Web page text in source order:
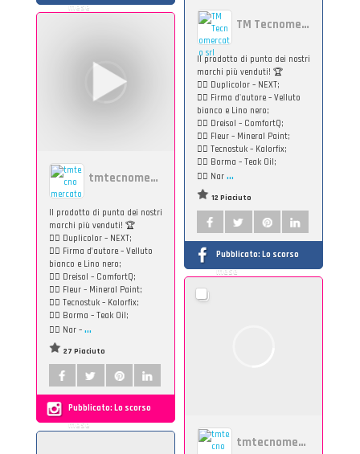
mese
TM Tecnomercato srl
Il prodotto di punta dei nostri
marchi più venduti! 🏆
👉🏻 Duplicolor – NEXT;
👉🏻 Firma d'autore – Velluto
bianco e Lino nero;
👉🏻 Dreisol – ComfortQ;
👉🏻 Fleur – Mineral Paint;
👉🏻 Tecnostuk – Kalorfix;
👉🏻 Borma – Teak Oil;
👉🏻 Nar ...
12 Piaciuto
Pubblicato: Lo scorso
mese
tmtecnomercato
Il prodotto di punta dei nostri
marchi più venduti! 🏆
👉🏻 Duplicolor – NEXT;
👉🏻 Firma d’autore – Velluto
bianco e Lino nero;
👉🏻 Dreisol – ComfortQ;
👉🏻 Fleur – Mineral Paint;
👉🏻 Tecnostuk – Kalorfix;
👉🏻 Borma – Teak Oil;
👉🏻 Nar – ...
27 Piaciuto
Pubblicato: Lo scorso
mese
tmtecnomercato